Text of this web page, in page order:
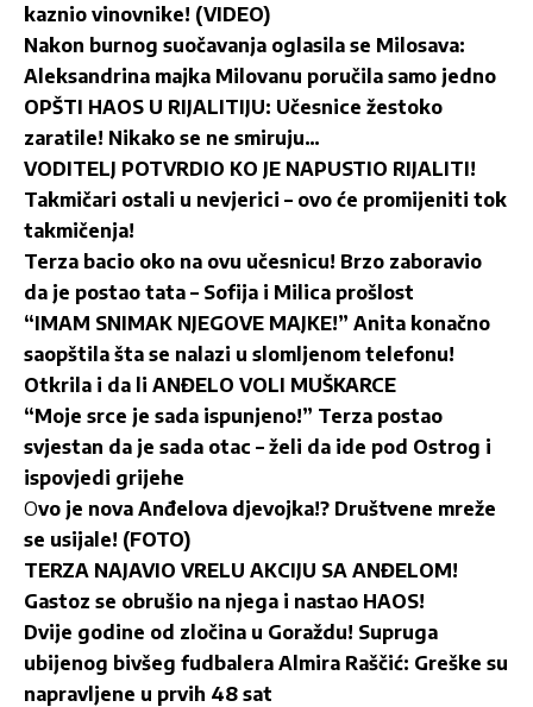
kaznio vinovnike! (VIDEO)
Nakon burnog suočavanja oglasila se Milosava:
Aleksandrina majka Milovanu poručila samo jedno
OPŠTI HAOS U RIJALITIJU: Učesnice žestoko
zaratile! Nikako se ne smiruju…
VODITELJ POTVRDIO KO JE NAPUSTIO RIJALITI!
Takmičari ostali u nevjerici – ovo će promijeniti tok
takmičenja!
Terza bacio oko na ovu učesnicu! Brzo zaboravio
da je postao tata – Sofija i Milica prošlost
“IMAM SNIMAK NJEGOVE MAJKE!” Anita konačno
saopštila šta se nalazi u slomljenom telefonu!
Otkrila i da li ANĐELO VOLI MUŠKARCE
“Moje srce je sada ispunjeno!” Terza postao
svjestan da je sada otac – želi da ide pod Ostrog i
ispovjedi grijehe
Ovo je nova Anđelova djevojka!? Društvene mreže
se usijale! (FOTO)
TERZA NAJAVIO VRELU AKCIJU SA ANĐELOM!
Gastoz se obrušio na njega i nastao HAOS!
Dvije godine od zločina u Goraždu! Supruga
ubijenog bivšeg fudbalera Almira Raščić: Greške su
napravljene u prvih 48 sat